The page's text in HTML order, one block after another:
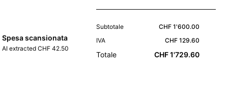
Subtotale
CHF 1'600.00
IVA
CHF 129.60
Totale CHF 1'729.60
Spesa scansionata
AI extracted CHF 42.50